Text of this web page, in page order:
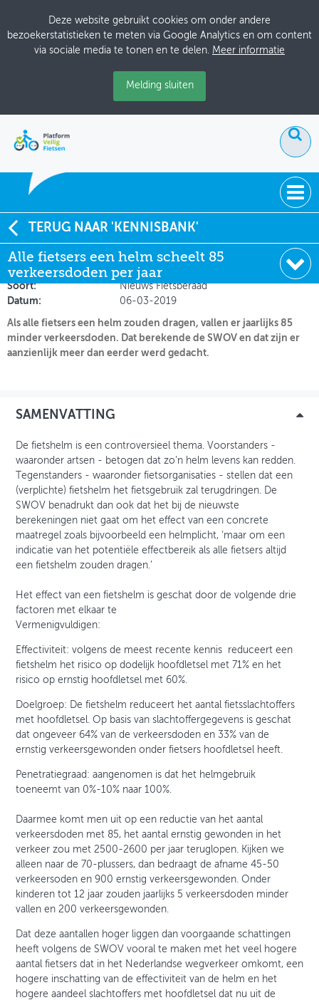
Deze website gebruikt cookies om onder andere
bezoekerstatistieken te meten via Google Analytics en om content
via sociale media te tonen en te delen. Meer informatie
Melding sluiten
ACTUEEL
DOSSIERS
BIJEENKOMSTEN
ONTWERPERSCAFÉ
INLOGGEN
TERUG NAAR 'KENNISBANK'
Alle fietsers een helm scheelt 85
verkeersdoden per jaar
Alle fietsers een helm scheelt 85 verkeersdoden per
jaar
Soort:
Nieuws Fietsberaad
Datum:
06-03-2019
Als alle fietsers een helm zouden dragen, vallen er jaarlijks 85
minder verkeersdoden. Dat berekende de SWOV en dat zijn er
aanzienlijk meer dan eerder werd gedacht.
SAMENVATTING
De fietshelm is een controversieel thema. Voorstanders -
waaronder artsen - betogen dat zo’n helm levens kan redden.
Tegenstanders - waaronder fietsorganisaties - stellen dat een
(verplichte) fietshelm het fietsgebruik zal terugdringen. De
SWOV benadrukt dan ook dat het bij de nieuwste
berekeningen niet gaat om het effect van een concrete
maatregel zoals bijvoorbeeld een helmplicht, ‘maar om een
indicatie van het potentiële effectbereik als alle fietsers altijd
een fietshelm zouden dragen.’
Het effect van een fietshelm is geschat door de volgende drie
factoren met elkaar te
Vermenigvuldigen:
Effectiviteit: volgens de meest recente kennis reduceert een
fietshelm het risico op dodelijk hoofdletsel met 71% en het
risico op ernstig hoofdletsel met 60%.
Doelgroep: De fietshelm reduceert het aantal fietsslachtoffers
met hoofdletsel. Op basis van slachtoffergegevens is geschat
dat ongeveer 64% van de verkeersdoden en 33% van de
ernstig verkeersgewonden onder fietsers hoofdletsel heeft.
Penetratiegraad: aangenomen is dat het helmgebruik
toeneemt van 0%-10% naar 100%.
Daarmee komt men uit op een reductie van het aantal
verkeersdoden met 85, het aantal ernstig gewonden in het
verkeer zou met 2500-2600 per jaar teruglopen. Kijken we
alleen naar de 70-plussers, dan bedraagt de afname 45-50
verkeersoden en 900 ernstig verkeersgewonden. Onder
kinderen tot 12 jaar zouden jaarlijks 5 verkeersdoden minder
vallen en 200 verkeersgewonden.
Dat deze aantallen hoger liggen dan voorgaande schattingen
heeft volgens de SWOV vooral te maken met het veel hogere
aantal fietsers dat in het Nederlandse wegverkeer omkomt, een
hogere inschatting van de effectiviteit van de helm en het
hogere aandeel slachtoffers met hoofdletsel dat nu uit de